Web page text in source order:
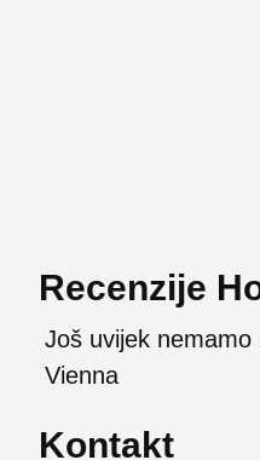
Recenzije
Još uvijek nemamo
Vienna
Kontakt